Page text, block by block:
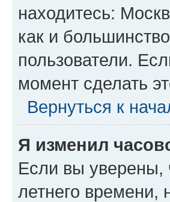
находитесь:
как и
пользователи.
момент сделать
Вернуться к
Я изменил
Если вы уверены,
летнего времени,